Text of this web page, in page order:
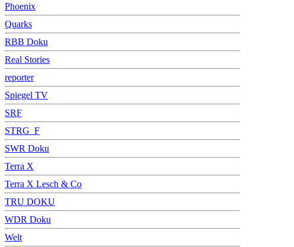
Phoenix
Quarks
RBB Doku
Real Stories
reporter
Spiegel TV
SRF
STRG_F
SWR Doku
Terra X
Terra X Lesch & Co
TRU DOKU
WDR Doku
Welt